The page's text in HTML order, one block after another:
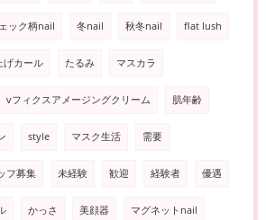
ック柄nail 冬nail 秋冬nail flat lush
げカール たるみ マスカラ
vフィクスアメージングクリーム 肌年齢
style マスク生活 需要
フ募集 未経験 歓迎 経験者 優遇
かっさ 美顔器 マグネットnail